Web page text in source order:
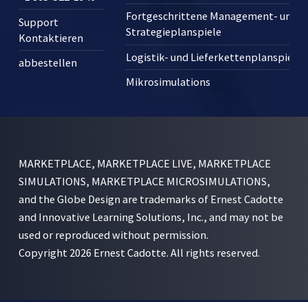
Support
Kontaktieren
abbestellen
Fortgeschrittene Management- und
Strategieplanspiele
Logistik- und Lieferkettenplanspiele
Mikrosimulations
MARKETPLACE, MARKETPLACE LIVE, MARKETPLACE
SIMULATIONS, MARKETPLACE MICROSIMULATIONS,
and the Globe Design are trademarks of Ernest Cadotte
and Innovative Learning Solutions, Inc., and may not be
used or reproduced without permission.
Copyright 2026 Ernest Cadotte. All rights reserved.